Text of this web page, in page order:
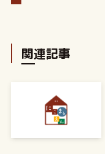
関連記事